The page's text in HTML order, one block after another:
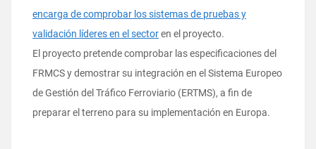
encarga de comprobar los sistemas de pruebas y
validación líderes en el sectoren el proyecto.
El proyecto pretende comprobar las especificaciones del
FRMCS y demostrar su integración en el Sistema Europeo
de Gestión del Tráfico Ferroviario (ERTMS), a fin de
preparar el terreno para su implementación en Europa.